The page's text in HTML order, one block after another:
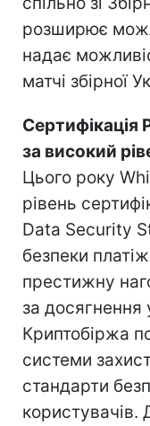
розширює
надає
матчі збірної
Сертифікація
за високий
Цього року
рівень
Data Security
безпеки
престижну
за досягнення
Криптобіржа
системи
стандарти
користувачів.